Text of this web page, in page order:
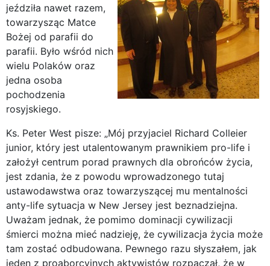
jeździła nawet razem,
towarzysząc Matce
Bożej od parafii do
parafii. Było wśród nich
wielu Polaków oraz
jedna osoba
pochodzenia
rosyjskiego.
Ks. Peter West pisze: „Mój przyjaciel Richard Colleier
junior, który jest utalentowanym prawnikiem pro-life i
założył centrum porad prawnych dla obrońców życia,
jest zdania, że z powodu wprowadzonego tutaj
ustawodawstwa oraz towarzyszącej mu mentalności
anty-life sytuacja w New Jersey jest beznadziejna.
Uważam jednak, że pomimo dominacji cywilizacji
śmierci można mieć nadzieję, że cywilizacja życia może
tam zostać odbudowana. Pewnego razu słyszałem, jak
jeden z proaborcyjnych aktywistów rozpaczał, że w